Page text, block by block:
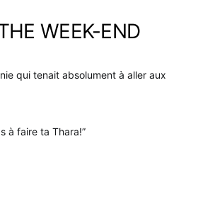
WEEK-END
qui tenait absolument à aller aux
à faire ta Thara!”